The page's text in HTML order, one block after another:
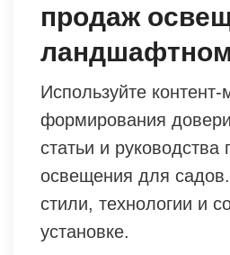
продаж
Используйте контент-
формирования
статьи и руководства
освещения для
стили, технологии и
установке.